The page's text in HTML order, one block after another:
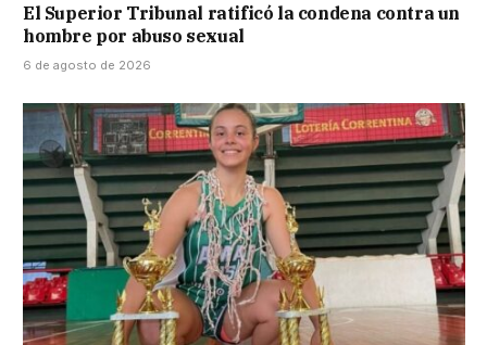
El Superior Tribunal ratificó la condena contra un
hombre por abuso sexual
6 de agosto de 2026